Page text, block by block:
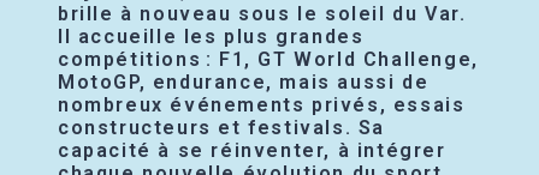
brille à nouveau sous le soleil du Var.
Il accueille les plus grandes
compétitions : F1, GT World Challenge,
MotoGP, endurance, mais aussi de
nombreux événements privés, essais
constructeurs et festivals. Sa
capacité à se réinventer, à intégrer